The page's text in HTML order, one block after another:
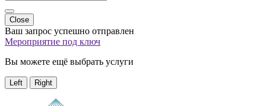
Close
Ваш запрос успешно отправлен
Мероприятие под ключ
Вы можете ещё выбрать услуги
Left Right